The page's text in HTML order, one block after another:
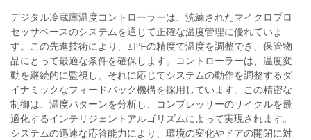
デジタル冷蔵庫温度コントローラーは、洗練されたマイクロプロ
セッサベースのシステムを通じて正確な温度管理に優れていま
す。この先進技術により、±1°Fの精度で温度を調整でき、保管物
品にとって最適な条件を確保します。コントローラーは、温度変
動を継続的に監視し、それに応じてシステムの動作を調整するダ
イナミックなフィードバック機構を採用しています。この精密な
制御は、温度パターンを分析し、コンプレッサーのサイクルを最
適化するインテリジェントアルゴリズムによって実現されます。
システムの迅速な応答能力により、環境の変化やドアの開閉に対